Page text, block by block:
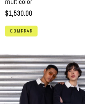
$1,530.00
COMPRAR